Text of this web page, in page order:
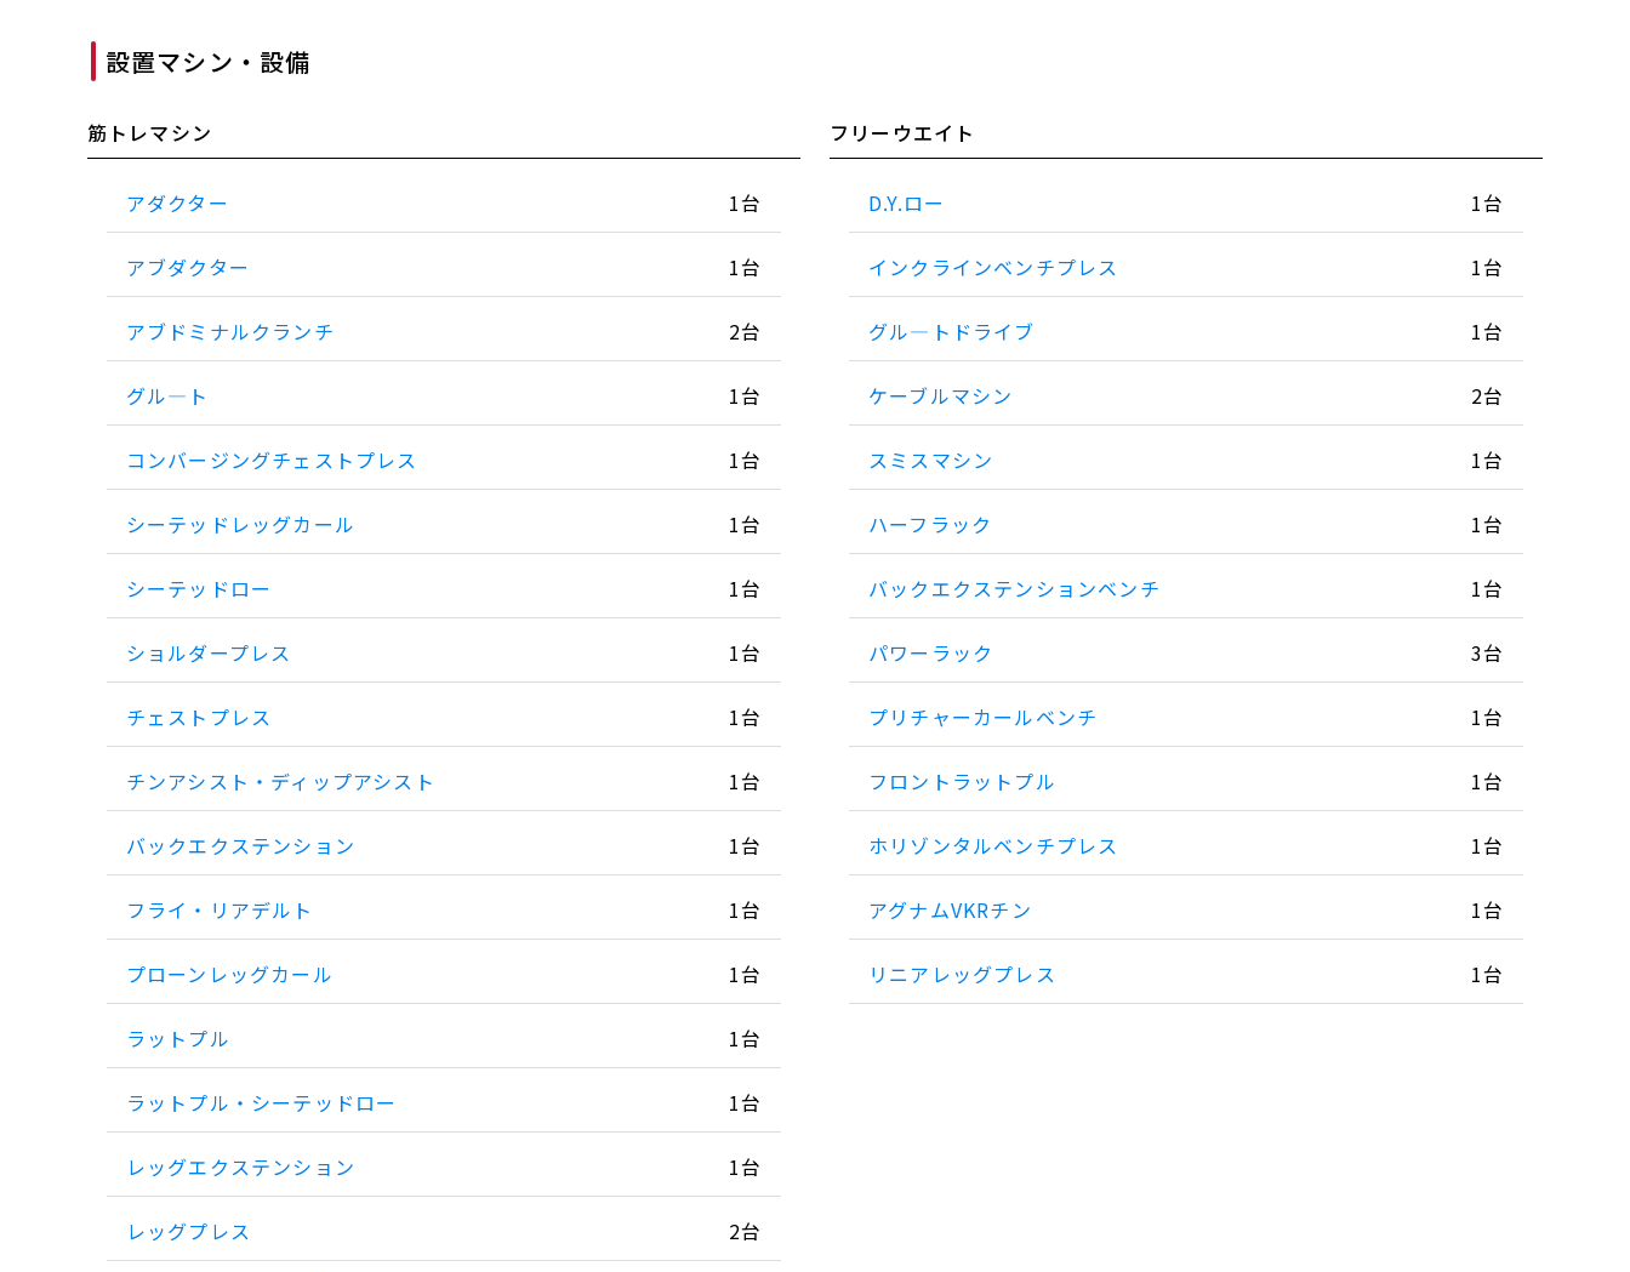
設置マシン・設備
筋トレマシン
アダクター 1台
アブダクター 1台
アブドミナルクランチ 2台
グル―ト 1台
コンバージングチェストプレス 1台
シーテッドレッグカール 1台
シーテッドロー 1台
ショルダープレス 1台
チェストプレス 1台
チンアシスト・ディップアシスト 1台
バックエクステンション 1台
フライ・リアデルト 1台
プローンレッグカール 1台
ラットプル 1台
ラットプル・シーテッドロー 1台
レッグエクステンション 1台
レッグプレス 2台
フリーウエイト
D.Y.ロー 1台
インクラインベンチプレス 1台
グル―トドライブ 1台
ケーブルマシン 2台
スミスマシン 1台
ハーフラック 1台
バックエクステンションベンチ 1台
パワーラック 3台
プリチャーカールベンチ 1台
フロントラットプル 1台
ホリゾンタルベンチプレス 1台
アグナムVKRチン 1台
リニアレッグプレス 1台